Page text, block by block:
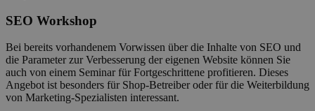
SEO Workshop
Bei bereits vorhandenem Vorwissen über die Inhalte von SEO und
die Parameter zur Verbesserung der eigenen Website können Sie
auch von einem Seminar für Fortgeschrittene profitieren. Dieses
Angebot ist besonders für Shop-Betreiber oder für die Weiterbildung
von Marketing-Spezialisten interessant.